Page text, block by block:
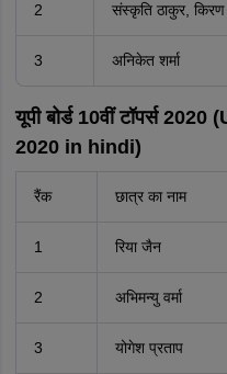
2 संस्कृति ठाकुर, किरण
3 अनिकेत शर्मा
यूपी बोर्ड 10वीं टॉपर्स
2020 in hindi)
रैंक छात्र का नाम
1 रिया जैन
2 अभिमन्यु वर्मा
3 योगेश प्रताप